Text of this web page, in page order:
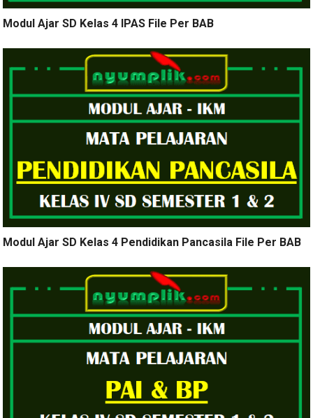
Modul Ajar SD Kelas 4 IPAS File Per BAB
Modul Ajar SD Kelas 4 Pendidikan Pancasila File Per BAB